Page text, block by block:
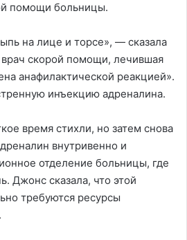
помощи больницы.
на лице и торсе», — сказала
скорой помощи, лечившая
анафилактической реакцией».
инъекцию адреналина.
время стихли, но затем снова
внутривенно и
отделение больницы, где
Джонс сказала, что этой
требуются ресурсы